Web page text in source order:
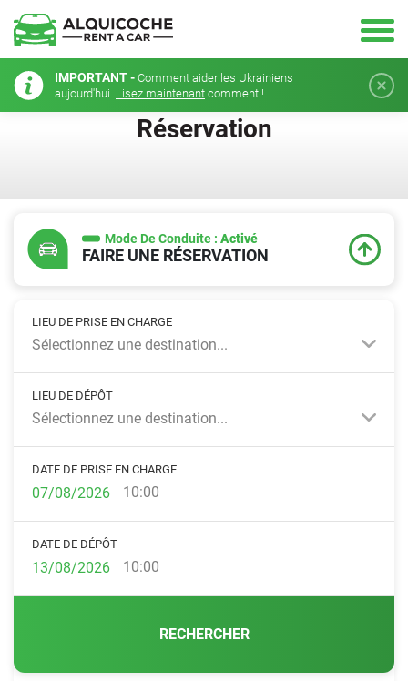
IMPORTANT - Comment aider les Ukrainiens
aujourd'hui. Lisez maintenant comment !
Réservation
Mode De Conduite : Activé
FAIRE UNE RÉSERVATION
LIEU DE PRISE EN CHARGE
Sélectionnez une destination...
LIEU DE DÉPÔT
Sélectionnez une destination...
DATE DE PRISE EN CHARGE
10:00
DATE DE DÉPÔT
10:00
RECHERCHER